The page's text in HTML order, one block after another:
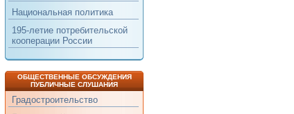
Национальная политика
195-летие потребительской
кооперации России
ОБЩЕСТВЕННЫЕ ОБСУЖДЕНИЯ
ПУБЛИЧНЫЕ СЛУШАНИЯ
Градостроительство